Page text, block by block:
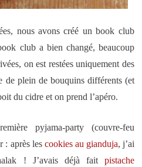
nous avons créé un book club
club a bien changé, beaucoup
on est restées uniquement des
de plein de bouquins différents (et
du cidre et on prend l’apéro.
pyjama-party (couvre-feu
: après les cookies au gianduja, j’ai
! J’avais déjà fait pistache